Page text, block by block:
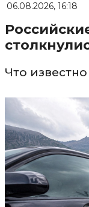
06.08.2026, 16:18
Что